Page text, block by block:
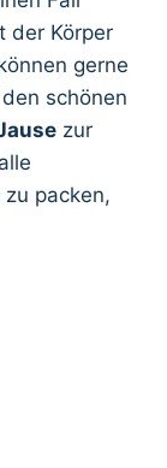
der Körper
gerne
schönen
zur
zu packen,